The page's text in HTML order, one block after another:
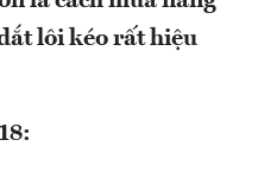
lôi kéo rất hiệu